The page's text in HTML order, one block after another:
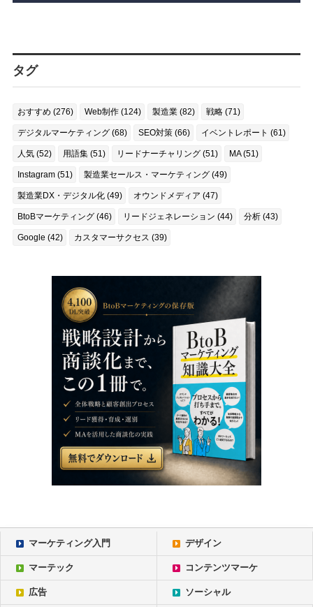
タグ
おすすめ (276) Web制作 (124) 製造業 (82) 戦略 (71)
デジタルマーケティング (68) SEO対策 (66) イベントレポート (61)
人気 (52) 用語集 (51) リードナーチャリング (51) MA (51)
Instagram (51) 製造業セールス・マーケティング (49)
製造業DX・デジタル化 (49) オウンドメディア (47)
BtoBマーケティング (46) リードジェネレーション (44) 分析 (43)
Google (42) カスタマーサクセス (39)
マーケティング入門 デザイン
マーテック コンテンツマーケ
広告 ソーシャル